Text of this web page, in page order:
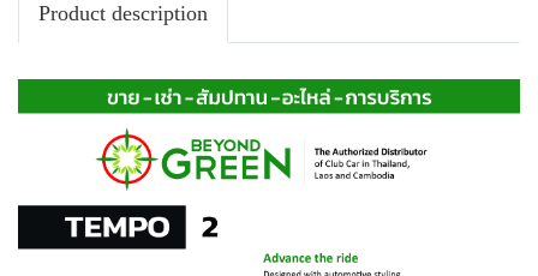
Product description